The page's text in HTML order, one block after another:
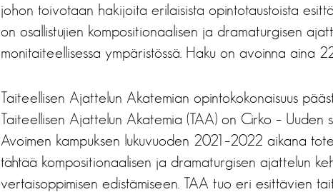
johon toivotaan hakijoita erilaisista opintotaustoista
on osallistujien kompositionaalisen ja dramaturgisen
monitaiteellisessa ympäristössä. Haku on avoinna aina
Taiteellisen Ajattelun Akatemian opintokokonaisuus
Taiteellisen Ajattelun Akatemia (TAA) on Cirko – Uuden
Avoimen kampuksen lukuvuoden 2021–2022 aikana
tähtää kompositionaalisen ja dramaturgisen ajattelun
vertaisoppimisen edistämiseen. TAA tuo eri esittävien